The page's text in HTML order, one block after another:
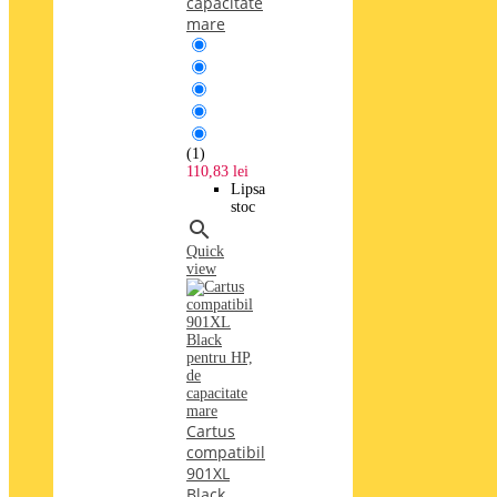
mare
(1)
110,83 lei
Lipsa
stoc

Quick
view
Cartus
compatibil
901XL